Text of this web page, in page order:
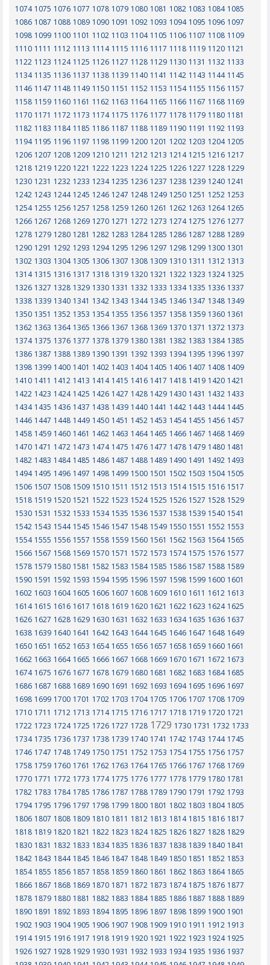
1074 1075 1076 1077 1078 1079 1080 1081 1082 1083 1084 1085
1086 1087 1088 1089 1090 1091 1092 1093 1094 1095 1096 1097
1098 1099 1100 1101 1102 1103 1104 1105 1106 1107 1108 1109
1110 1111 1112 1113 1114 1115 1116 1117 1118 1119 1120 1121
1122 1123 1124 1125 1126 1127 1128 1129 1130 1131 1132 1133
1134 1135 1136 1137 1138 1139 1140 1141 1142 1143 1144 1145
1146 1147 1148 1149 1150 1151 1152 1153 1154 1155 1156 1157
1158 1159 1160 1161 1162 1163 1164 1165 1166 1167 1168 1169
1170 1171 1172 1173 1174 1175 1176 1177 1178 1179 1180 1181
1182 1183 1184 1185 1186 1187 1188 1189 1190 1191 1192 1193
1194 1195 1196 1197 1198 1199 1200 1201 1202 1203 1204 1205
1206 1207 1208 1209 1210 1211 1212 1213 1214 1215 1216 1217
1218 1219 1220 1221 1222 1223 1224 1225 1226 1227 1228 1229
1230 1231 1232 1233 1234 1235 1236 1237 1238 1239 1240 1241
1242 1243 1244 1245 1246 1247 1248 1249 1250 1251 1252 1253
1254 1255 1256 1257 1258 1259 1260 1261 1262 1263 1264 1265
1266 1267 1268 1269 1270 1271 1272 1273 1274 1275 1276 1277
1278 1279 1280 1281 1282 1283 1284 1285 1286 1287 1288 1289
1290 1291 1292 1293 1294 1295 1296 1297 1298 1299 1300 1301
1302 1303 1304 1305 1306 1307 1308 1309 1310 1311 1312 1313
1314 1315 1316 1317 1318 1319 1320 1321 1322 1323 1324 1325
1326 1327 1328 1329 1330 1331 1332 1333 1334 1335 1336 1337
1338 1339 1340 1341 1342 1343 1344 1345 1346 1347 1348 1349
1350 1351 1352 1353 1354 1355 1356 1357 1358 1359 1360 1361
1362 1363 1364 1365 1366 1367 1368 1369 1370 1371 1372 1373
1374 1375 1376 1377 1378 1379 1380 1381 1382 1383 1384 1385
1386 1387 1388 1389 1390 1391 1392 1393 1394 1395 1396 1397
1398 1399 1400 1401 1402 1403 1404 1405 1406 1407 1408 1409
1410 1411 1412 1413 1414 1415 1416 1417 1418 1419 1420 1421
1422 1423 1424 1425 1426 1427 1428 1429 1430 1431 1432 1433
1434 1435 1436 1437 1438 1439 1440 1441 1442 1443 1444 1445
1446 1447 1448 1449 1450 1451 1452 1453 1454 1455 1456 1457
1458 1459 1460 1461 1462 1463 1464 1465 1466 1467 1468 1469
1470 1471 1472 1473 1474 1475 1476 1477 1478 1479 1480 1481
1482 1483 1484 1485 1486 1487 1488 1489 1490 1491 1492 1493
1494 1495 1496 1497 1498 1499 1500 1501 1502 1503 1504 1505
1506 1507 1508 1509 1510 1511 1512 1513 1514 1515 1516 1517
1518 1519 1520 1521 1522 1523 1524 1525 1526 1527 1528 1529
1530 1531 1532 1533 1534 1535 1536 1537 1538 1539 1540 1541
1542 1543 1544 1545 1546 1547 1548 1549 1550 1551 1552 1553
1554 1555 1556 1557 1558 1559 1560 1561 1562 1563 1564 1565
1566 1567 1568 1569 1570 1571 1572 1573 1574 1575 1576 1577
1578 1579 1580 1581 1582 1583 1584 1585 1586 1587 1588 1589
1590 1591 1592 1593 1594 1595 1596 1597 1598 1599 1600 1601
1602 1603 1604 1605 1606 1607 1608 1609 1610 1611 1612 1613
1614 1615 1616 1617 1618 1619 1620 1621 1622 1623 1624 1625
1626 1627 1628 1629 1630 1631 1632 1633 1634 1635 1636 1637
1638 1639 1640 1641 1642 1643 1644 1645 1646 1647 1648 1649
1650 1651 1652 1653 1654 1655 1656 1657 1658 1659 1660 1661
1662 1663 1664 1665 1666 1667 1668 1669 1670 1671 1672 1673
1674 1675 1676 1677 1678 1679 1680 1681 1682 1683 1684 1685
1686 1687 1688 1689 1690 1691 1692 1693 1694 1695 1696 1697
1698 1699 1700 1701 1702 1703 1704 1705 1706 1707 1708 1709
1710 1711 1712 1713 1714 1715 1716 1717 1718 1719 1720 1721
1722 1723 1724 1725 1726 1727 1728 1729 1730 1731 1732 1733
1734 1735 1736 1737 1738 1739 1740 1741 1742 1743 1744 1745
1746 1747 1748 1749 1750 1751 1752 1753 1754 1755 1756 1757
1758 1759 1760 1761 1762 1763 1764 1765 1766 1767 1768 1769
1770 1771 1772 1773 1774 1775 1776 1777 1778 1779 1780 1781
1782 1783 1784 1785 1786 1787 1788 1789 1790 1791 1792 1793
1794 1795 1796 1797 1798 1799 1800 1801 1802 1803 1804 1805
1806 1807 1808 1809 1810 1811 1812 1813 1814 1815 1816 1817
1818 1819 1820 1821 1822 1823 1824 1825 1826 1827 1828 1829
1830 1831 1832 1833 1834 1835 1836 1837 1838 1839 1840 1841
1842 1843 1844 1845 1846 1847 1848 1849 1850 1851 1852 1853
1854 1855 1856 1857 1858 1859 1860 1861 1862 1863 1864 1865
1866 1867 1868 1869 1870 1871 1872 1873 1874 1875 1876 1877
1878 1879 1880 1881 1882 1883 1884 1885 1886 1887 1888 1889
1890 1891 1892 1893 1894 1895 1896 1897 1898 1899 1900 1901
1902 1903 1904 1905 1906 1907 1908 1909 1910 1911 1912 1913
1914 1915 1916 1917 1918 1919 1920 1921 1922 1923 1924 1925
1926 1927 1928 1929 1930 1931 1932 1933 1934 1935 1936 1937